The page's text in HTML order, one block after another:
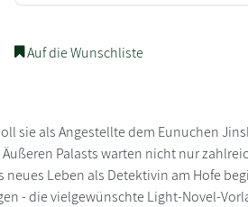
Auf die Wunschliste
sie als Angestellte dem Eunuchen
Palasts warten nicht nur
Leben als Detektivin am Hofe
- die vielgewünschte Light-Novel-